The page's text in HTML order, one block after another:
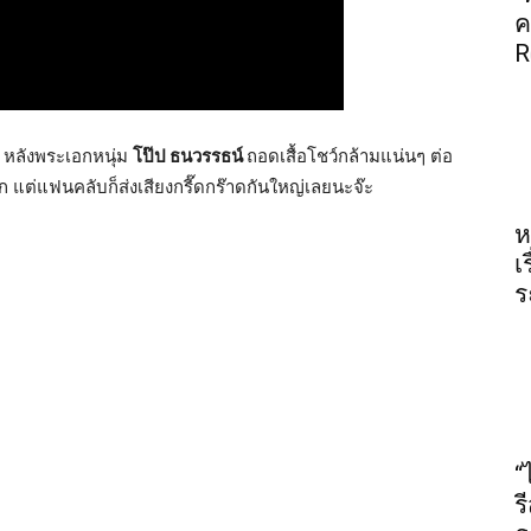
หลังพระเอกหนุ่ม โป๊ป ธนวรรธน์ ถอดเสื้อโชว์กล้ามแน่นๆ ต่อ
แต่แฟนคลับก็ส่งเสียงกรี๊ดกร๊าดกันใหญ่เลยนะจ๊ะ